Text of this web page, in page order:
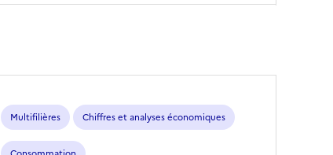
Multifilières Chiffres et analyses économiques